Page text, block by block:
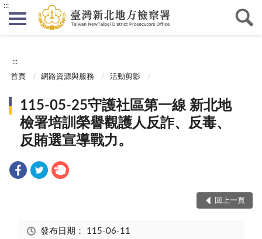
:::
:::
首頁 網路資源與服務 活動剪影
115-05-25守護社區第一線 新北地
檢署培訓榮譽觀護人反詐、反毒、
反賄選宣導戰力。
回上一頁
發布日期： 115-06-11